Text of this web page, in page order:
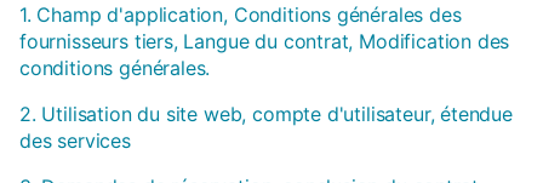
1. Champ d'application, Conditions générales des
fournisseurs tiers, Langue du contrat, Modification des
conditions générales.
2. Utilisation du site web, compte d'utilisateur, étendue
des services